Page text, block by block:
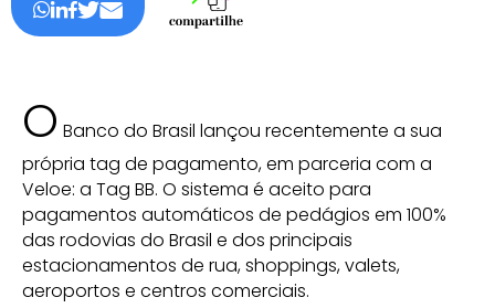
O Banco do Brasil lançou recentemente a sua
própria tag de pagamento, em parceria com a
Veloe: a Tag BB. O sistema é aceito para
pagamentos automáticos de pedágios em 100%
das rodovias do Brasil e dos principais
estacionamentos de rua, shoppings, valets,
aeroportos e centros comerciais.